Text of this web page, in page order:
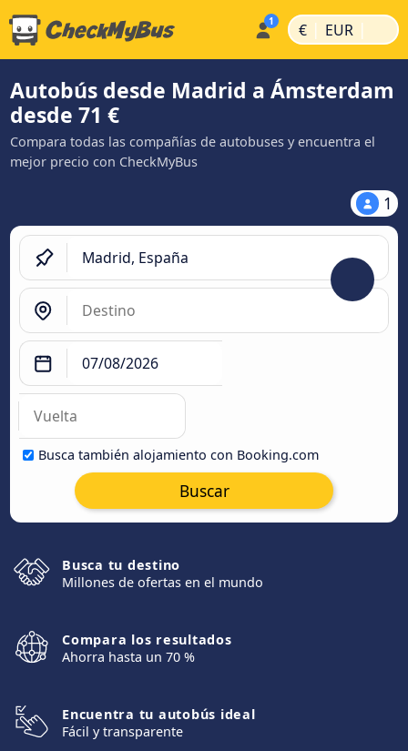
€ | EUR |
Autobús desde Madrid a Ámsterdam
desde 71 €
Compara todas las compañías de autobuses y encuentra el
mejor precio con CheckMyBus
1
Busca también alojamiento con Booking.com
Buscar
Busca tu destino
Millones de ofertas en el mundo
Compara los resultados
Ahorra hasta un 70 %
Encuentra tu autobús ideal
Fácil y transparente